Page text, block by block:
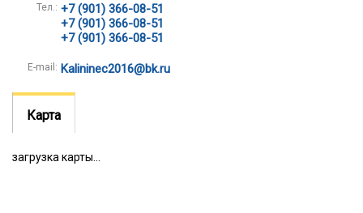
Тел.: +7 (901) 366-08-51
+7 (901) 366-08-51
+7 (901) 366-08-51
E-mail: Kalininec2016@bk.ru
Карта
загрузка карты...